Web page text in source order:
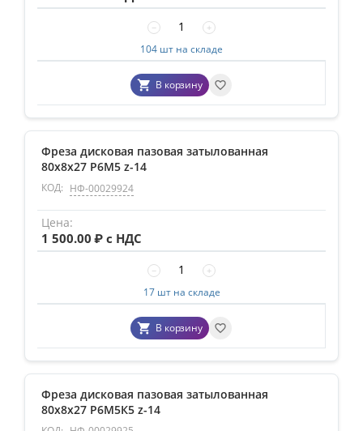
+
−
104 шт на складе
В корзину
Фреза дисковая пазовая затылованная
80х8х27 Р6М5 z-14
КОД: НФ-00029924
1 500.00 ₽ с НДС
+
−
17 шт на складе
В корзину
Фреза дисковая пазовая затылованная
80х8х27 Р6М5К5 z-14